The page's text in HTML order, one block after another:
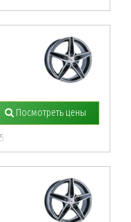
5
Посмотреть цены